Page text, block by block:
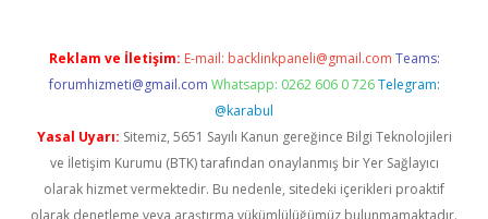
Reklam ve İletişim: E-mail: backlinkpaneli@gmail.com Teams:
forumhizmeti@gmail.com Whatsapp: 0262 606 0 726 Telegram:
@karabul
Yasal Uyarı: Sitemiz, 5651 Sayılı Kanun gereğince Bilgi Teknolojileri
ve İletişim Kurumu (BTK) tarafından onaylanmış bir Yer Sağlayıcı
olarak hizmet vermektedir. Bu nedenle, sitedeki içerikleri proaktif
olarak denetleme veya araştırma yükümlülüğümüz bulunmamaktadır.